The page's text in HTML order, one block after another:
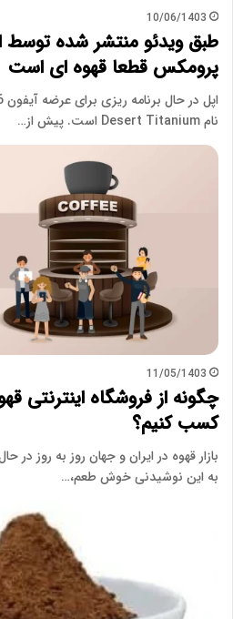
10/06/1403
پرومکس قطعا قهوه ای است
نام Desert Titanium است. پیش از…
11/05/1403
چگونه از فروشگاه اینترنتی
کسب کنیم؟
بازار قهوه در ایران و جهان روز به روز
به این نوشیدنی خوش طعم،…